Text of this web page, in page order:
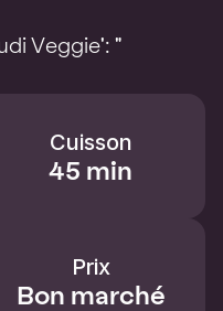
Veggie': "
Cuisson
45 min
Prix
Bon marché